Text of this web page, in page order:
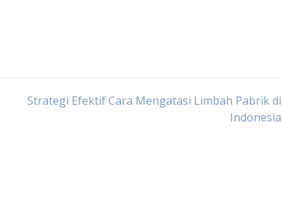
Strategi Efektif Cara Mengatasi Limbah Pabrik di
Indonesia